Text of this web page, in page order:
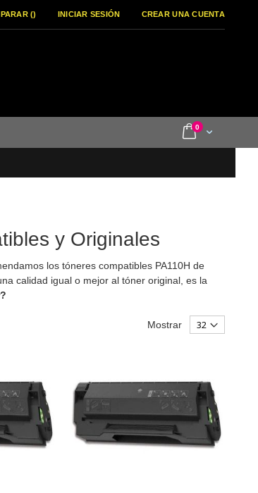
() INICIAR SESIÓN CREAR UNA CUENTA
Cart
0items
y Originales
los tóneres compatibles PA110H de
calidad igual o mejor al tóner original, es la
Mostrar